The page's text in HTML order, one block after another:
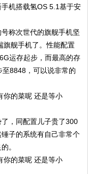
机搭载氢OS 5.1基于安
称次世代的旗舰手机坚
旗舰手机了。性能配置
运存起步，而最高的存
8848，可以说非常的
，同配置儿子贵了300
子的系统有自己非常个
。